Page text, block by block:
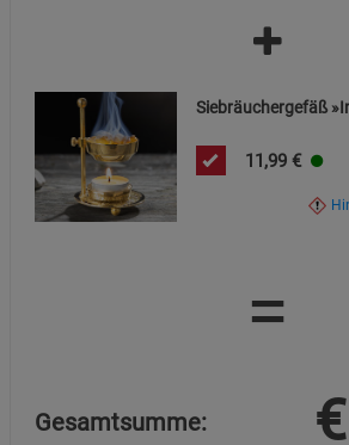
Siebräuchergefäß
11,99 €
=
Gesamtsumme: €
Funktionale Cookies (1)
Beschreibung Funktionale Cookies
Cookie-Informationen
Statistik Cookies (2)
Cookie-Informationen